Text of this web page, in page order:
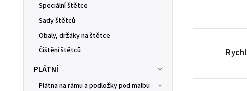
Speciální štětce
Sady štětců
Obaly, držáky na štětce
Čištění štětců
PLÁTNÍ
Plátna na rámu a podložky pod malbu